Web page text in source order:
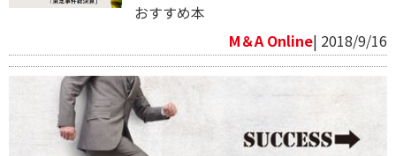
おすすめ本
M＆A Online| 2018/9/16